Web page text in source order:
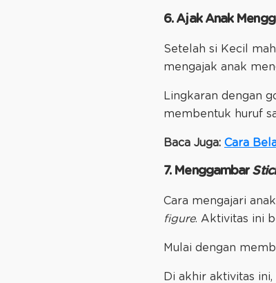
6. Ajak Anak
Setelah si Kecil
mengajak anak
Lingkaran dengan
membentuk huruf
Baca Juga: Cara
7. Menggambar
Cara mengajari
figure. Aktivitas ini
Mulai dengan
Di akhir aktivitas